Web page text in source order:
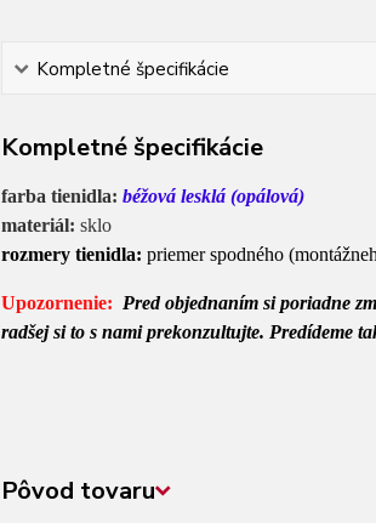
Kompletné špecifikácie
Kompletné špecifikácie
farba tienidla: béžová lesklá(opálová)
materiál: sklo
rozmery tienidla: priemer spodného
Upozornenie: Pred objednaním si poriadne
radšej si to s nami prekonzultujte. Predídeme
Pôvod tovaru